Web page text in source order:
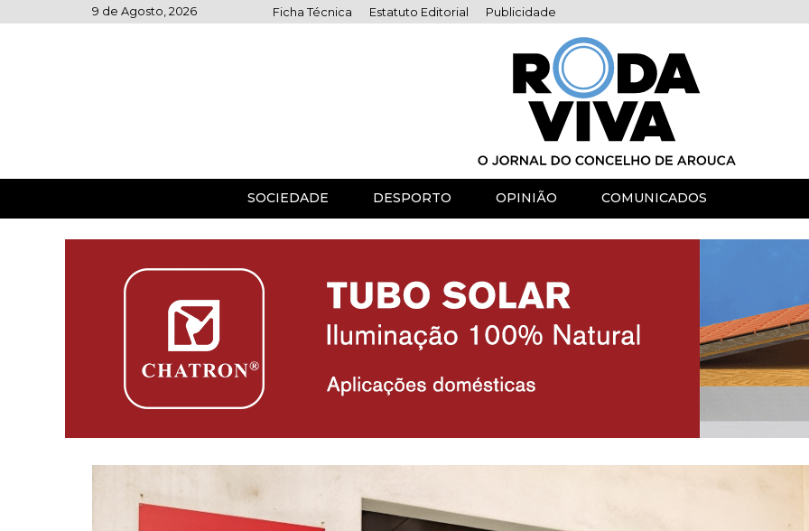
to
9 de Agosto, 2026 Ficha Técnica Estatuto Editorial Publicidade
SOCIEDADE DESPORTO OPINIÃO COMUNICADOS